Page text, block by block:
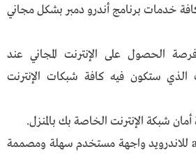
خدمات برنامج أندرو دمبر بشكل مجاني
الحصول على الإنترنت المجاني عند
الذي ستكون فيه كافة شبكات الإنترنت
شبكة الإنترنت الخاصة بك بالمنزل.
يمتلك اندرودمبر apk للاندرويد واجهة مستخدم سهلة ومصممة